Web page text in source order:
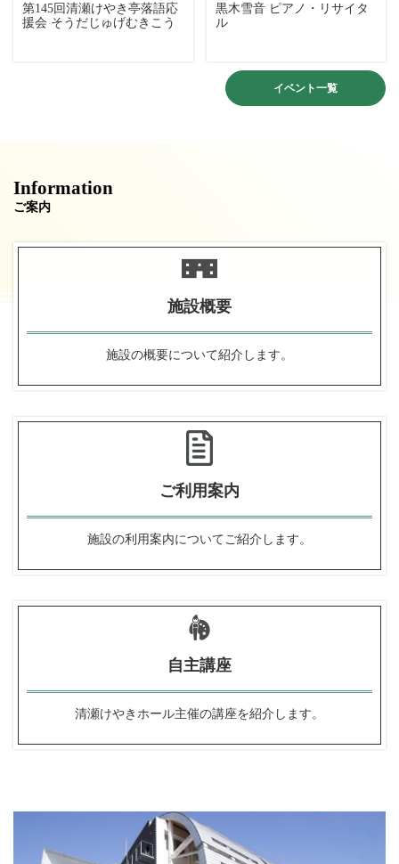
第145回清瀬けやき亭落語応
援会 そうだじゅげむきこう
黒木雪音 ピアノ・リサイタ
ル
イベント一覧
Information
ご案内
施設概要
施設の概要について紹介します。
ご利用案内
施設の利用案内についてご紹介します。
自主講座
清瀬けやきホール主催の講座を紹介します。